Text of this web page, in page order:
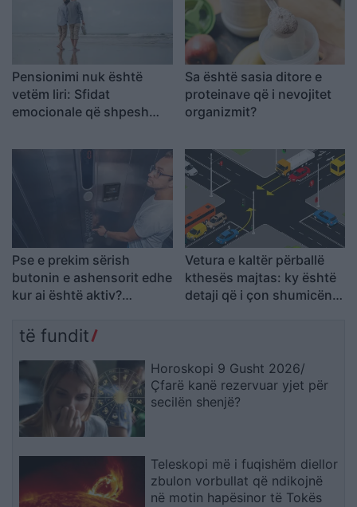
Pensionimi nuk është
vetëm liri: Sfidat
emocionale që shpesh
Sa është sasia ditore e
proteinave që i nevojitet
organizmit?
Pse e prekim sërish
butonin e ashensorit edhe
kur ai është aktiv?
këtij veprimi
Vetura e kaltër përballë
kthesës majtas: ky është
detaji që i çon shumicën
të fundit
Horoskopi 9 Gusht 2026/
Çfarë kanë rezervuar yjet për
secilën shenjë?
Teleskopi më i fuqishëm diellor
zbulon vorbullat që ndikojnë
në motin hapësinor të Tokës